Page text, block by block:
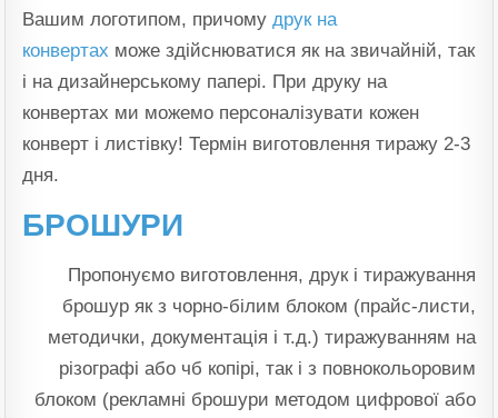
Вашим логотипом, причомудрук на
конвертах може здійснюватися як на звичайній, так
і на дизайнерському папері. При друку на
конвертах ми можемо персоналізувати кожен
конверт і листівку! Термін виготовлення тиражу 2-3
дня.
БРОШУРИ
Пропонуємо виготовлення, друк і тиражування
брошур як з чорно-білим блоком (прайс-листи,
методички, документація і т.д.) тиражуванням на
різографі або чб копірі, так і з повнокольоровим
блоком (рекламні брошури методом цифрової або